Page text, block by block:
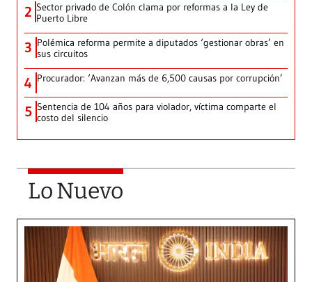
2 Sector privado de Colón clama por reformas a la Ley de
Puerto Libre
3 Polémica reforma permite a diputados ‘gestionar obras’ en
sus circuitos
4 Procurador: ‘Avanzan más de 6,500 causas por corrupción’
5 Sentencia de 104 años para violador, víctima comparte el
costo del silencio
Lo Nuevo